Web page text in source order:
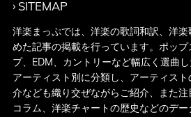
SITEMAP
洋楽まっぷでは、洋楽の歌詞和訳、洋
めた記事の掲載を行っています。ポッ
プ、EDM、カントリーなど幅広く選曲
アーティスト別に分類し、アーティス
介なども織り交ぜながらご紹介、また
コラム、洋楽チャートの歴史などのデ